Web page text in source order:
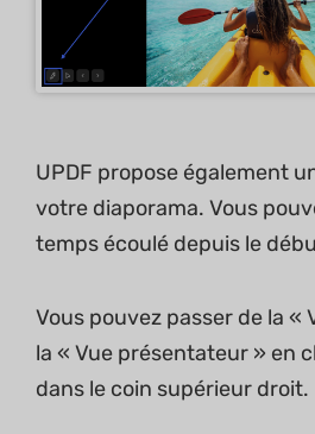
UPDF propose également
votre diaporama. Vous
temps écoulé depuis le
Vous pouvez passer de la «
la « Vue présentateur » en
dans le coin supérieur droit.